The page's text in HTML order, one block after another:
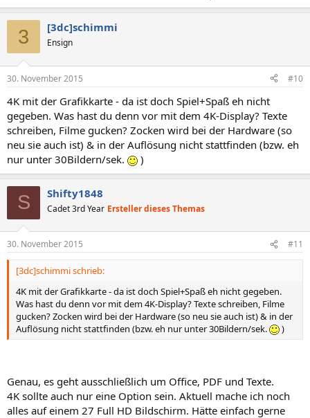
3 [3dc]schimmi
Ensign
30. November 2015 #10
4K mit der Grafikkarte - da ist doch Spiel+Spaß eh nicht
gegeben. Was hast du denn vor mit dem 4K-Display? Texte
schreiben, Filme gucken? Zocken wird bei der Hardware (so
neu sie auch ist) & in der Auflösung nicht stattfinden (bzw. eh
nur unter 30Bildern/sek.
)
S Shifty1848
Cadet 3rd Year Ersteller dieses Themas
30. November 2015 #11
[3dc]schimmi schrieb:
4K mit der Grafikkarte - da ist doch Spiel+Spaß eh nicht gegeben.
Was hast du denn vor mit dem 4K-Display? Texte schreiben, Filme
gucken? Zocken wird bei der Hardware (so neu sie auch ist) & in der
Auflösung nicht stattfinden (bzw. eh nur unter 30Bildern/sek.
)
Genau, es geht ausschließlich um Office, PDF und Texte.
4K sollte auch nur eine Option sein. Aktuell mache ich noch
alles auf einem 27 Full HD Bildschirm. Hätte einfach gerne